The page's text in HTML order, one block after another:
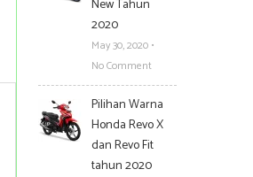
New Tahun
2020
May 30, 2020 •
No Comment
Pilihan Warna
Honda Revo X
dan Revo Fit
tahun 2020